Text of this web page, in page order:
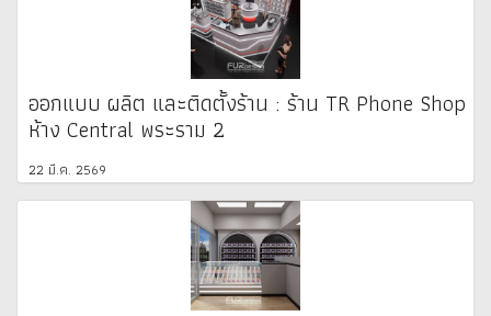
ออกแบบ ผลิต และติดตั้งร้าน : ร้าน TR Phone Shop
ห้าง Central พระราม 2
22 มี.ค. 2569